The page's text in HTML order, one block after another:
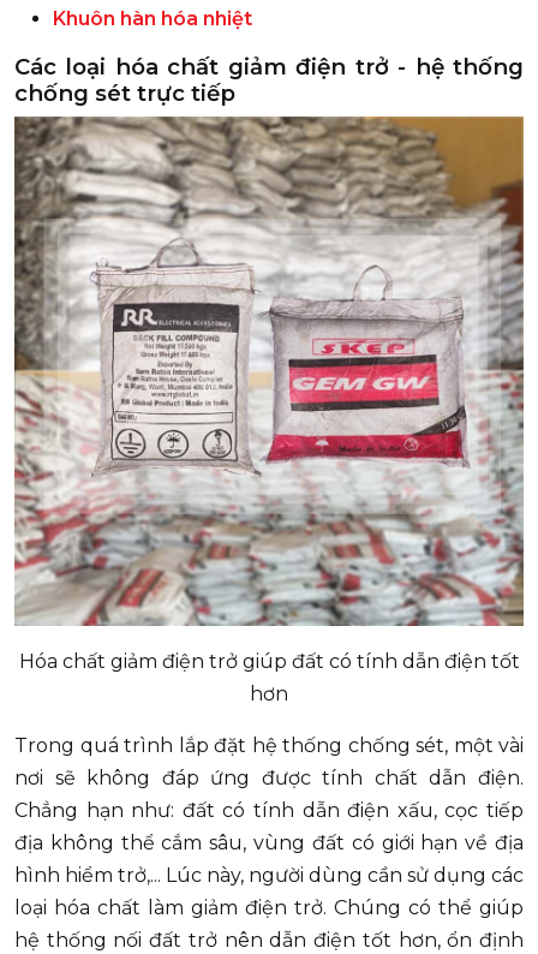
Khuôn hàn hóa nhiệt
Các loại hóa chất giảm điện trở - hệ thống
chống sét trực tiếp
Hóa chất giảm điện trở giúp đất có tính dẫn điện tốt
hơn
Trong quá trình lắp đặt hệ thống chống sét, một vài
nơi sẽ không đáp ứng được tính chất dẫn điện.
Chẳng hạn như: đất có tính dẫn điện xấu, cọc tiếp
địa không thể cắm sâu, vùng đất có giới hạn về địa
hình hiểm trở,... Lúc này, người dùng cần sử dụng các
loại hóa chất làm giảm điện trở. Chúng có thể giúp
hệ thống nối đất trở nên dẫn điện tốt hơn, ổn định